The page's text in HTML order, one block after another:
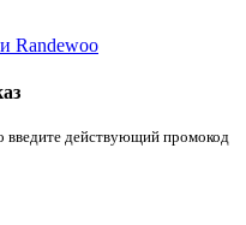
введите действующий промокод